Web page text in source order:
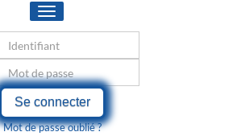
Toggle
navigation
Se connecter
Mot de passe oublié ?